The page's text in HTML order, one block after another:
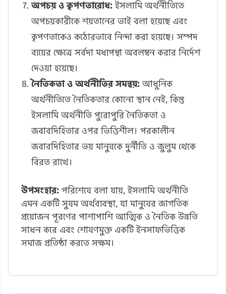
অপচয় ও কৃপণতারোধ:ইসলামি অর্থনীতিতে
অপচয়কারীকে শয়তানের ভাই বলা হয়েছে এবং
কৃপণতাকেও কঠোরভাবে নিন্দা করা হয়েছে। সম্পদ
ব্যয়ের ক্ষেত্রে সর্বদা মধ্যপন্থা অবলম্বন করার নির্দেশ
দেওয়া হয়েছে।
নৈতিকতা ও অর্থনীতির সমন্বয়:আধুনিক
অর্থনীতিতে নৈতিকতার কোনো স্থান নেই, কিন্তু
ইসলামি অর্থনীতি পুরোপুরি নৈতিকতা ও
জবাবদিহিতার ওপর ভিত্তিশীল। পরকালীন
জবাবদিহিতার ভয় মানুষকে দুর্নীতি ও জুলুম থেকে
বিরত রাখে।
উপসংহার: পরিশেষে বলা যায়, ইসলামি অর্থনীতি
এমন একটি সুষম অর্থব্যবস্থা, যা মানুষের জাগতিক
প্রয়োজন পূরণের পাশাপাশি আত্মিক ও নৈতিক উন্নতি
সাধন করে এবং শোষণমুক্ত একটি ইনসাফভিত্তিক
সমাজ প্রতিষ্ঠা করতে সক্ষম।